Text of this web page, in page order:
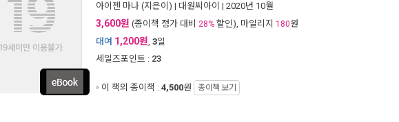
아이젠 마나 (지은이) | 대원씨아이 | 2020년 10월
3,600원 (종이책 정가 대비 28% 할인), 마일리지 180원
대여 1,200원, 3일
세일즈포인트 : 23
이 책의 종이책 : 4,500원 종이책 보기